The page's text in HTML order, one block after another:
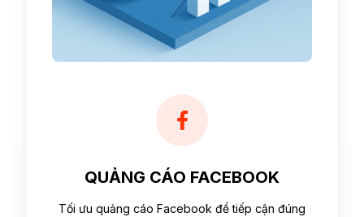
QUẢNG CÁO FACEBOOK
Tối ưu quảng cáo Facebook để tiếp cận đúng